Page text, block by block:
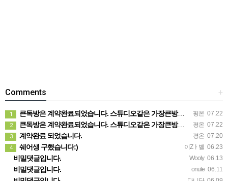
+
Comments
평온 07.22
1 큰독방은 계약완료되었습니다. 스튜디오같은 가장큰방을 2인동시 또는 혼자서 큰독방으로도 즉시입주 가능합니다.
평온 07.22
2 큰독방은 계약완료되었습니다. 스튜디오같은 가장큰방을 2인동시 또는 혼자서 큰독방으로도 즉시입주 가능합니다.
평온 07.20
3 계약완료 되었습니다.
이Zㅏ벨 06.23
4 쉐어생 구했습니다:)
Wooly 06.13
비밀댓글입니다.
onule 06.11
비밀댓글입니다.